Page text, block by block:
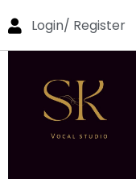
Login/ Register